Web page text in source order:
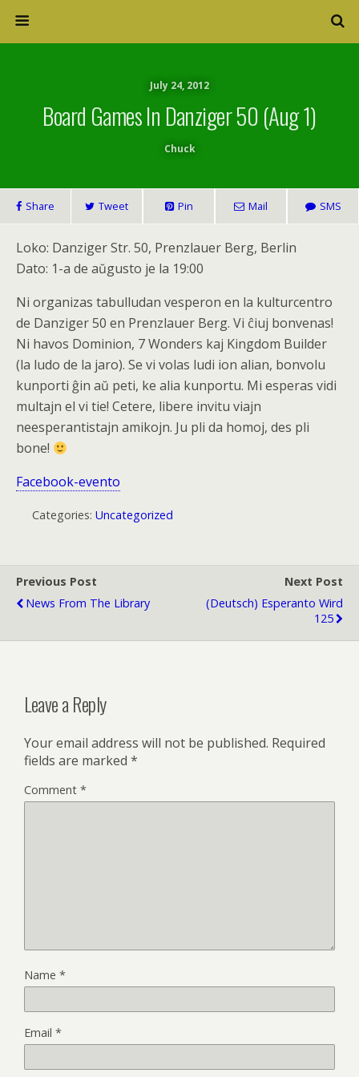
July 24, 2012
Board Games In Danziger 50 (Aug 1)
Chuck
Share Tweet Pin Mail SMS
Loko: Danziger Str. 50, Prenzlauer Berg, Berlin
Dato: 1-a de aŭgusto je la 19:00
Ni organizas tabulludan vesperon en la kulturcentro
de Danziger 50 en Prenzlauer Berg. Vi ĉiuj bonvenas!
Ni havos Dominion, 7 Wonders kaj Kingdom Builder
(la ludo de la jaro). Se vi volas ludi ion alian, bonvolu
kunporti ĝin aŭ peti, ke alia kunportu. Mi esperas vidi
multajn el vi tie! Cetere, libere invitu viajn
neesperantistajn amikojn. Ju pli da homoj, des pli
bone!
Facebook-evento
Categories: Uncategorized
Previous Post
News From The Library
Next Post
(Deutsch) Esperanto Wird
125
Leave a Reply
Your email address will not be published. Required
fields are marked *
Comment *
Name *
Email *